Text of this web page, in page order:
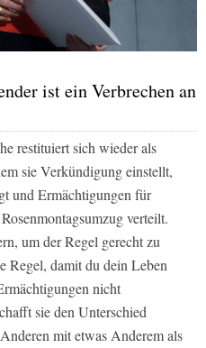
ist ein Verbrechen an
restituiert sich wieder als
sie Verkündigung einstellt,
und Ermächtigungen für
verteilt.
um der Regel gerecht zu
Regel, damit du dein Leben
nicht
sie den Unterschied
mit etwas Anderem als